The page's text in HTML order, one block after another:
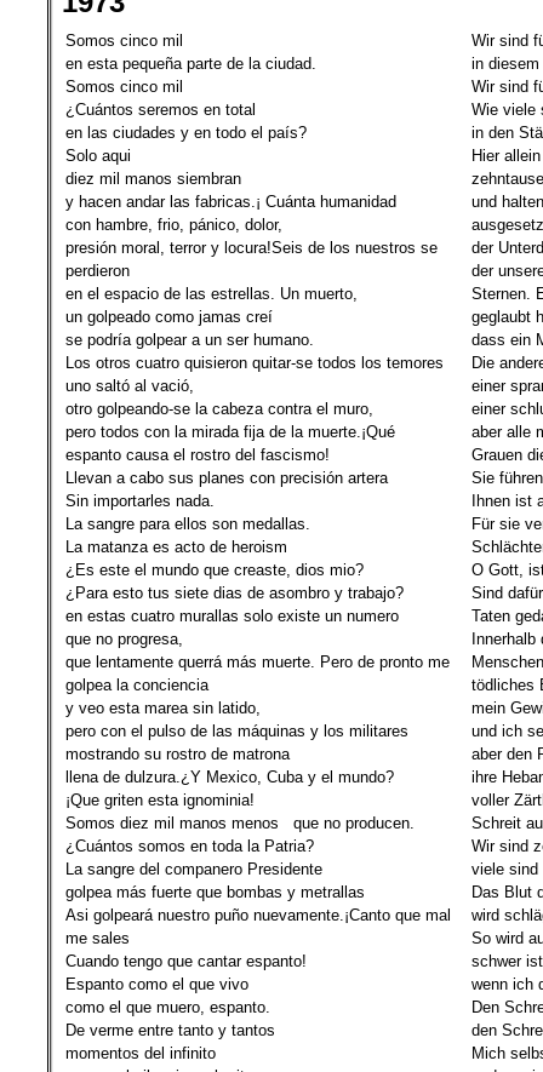
Somos cinco mil
en esta pequeña parte de la ciudad.
Somos cinco mil
¿Cuántos seremos en total
en las ciudades y en todo el país?
Solo aqui
diez mil manos siembran
y hacen andar las fabricas.¡ Cuánta humanidad
con hambre, frio, pánico, dolor,
presión moral, terror y locura!Seis de los nuestros se
perdieron
en el espacio de las estrellas. Un muerto,
un golpeado como jamas creí
se podría golpear a un ser humano.
Los otros cuatro quisieron quitar-se todos los temores
uno saltó al vació,
otro golpeando-se la cabeza contra el muro,
pero todos con la mirada fija de la muerte.¡Qué
espanto causa el rostro del fascismo!
Llevan a cabo sus planes con precisión artera
Sin importarles nada.
La sangre para ellos son medallas.
La matanza es acto de heroism
¿Es este el mundo que creaste, dios mio?
¿Para esto tus siete dias de asombro y trabajo?
en estas cuatro murallas solo existe un numero
que no progresa,
que lentamente querrá más muerte. Pero de pronto me
golpea la conciencia
y veo esta marea sin latido,
pero con el pulso de las máquinas y los militares
mostrando su rostro de matrona
llena de dulzura. ¿Y Mexico, Cuba y el mundo?
¡Que griten esta ignominia!
Somos diez mil manos menos que no producen.
¿ Cuántos somos en toda la Patria?
La sangre del companero Presidente
golpea más fuerte que bombas y metrallas
Asi golpeará nuestro puño nuevamente.¡Canto que mal
me sales
Cuando tengo que cantar espanto!
Espanto como el que vivo
como el que muero, espanto.
De verme entre tanto y tantos
momentos del infinito
Wir sind
in
Wir sind
Wie viele
in den
Hier allein
und
der
der
Sternen.
geglaubt
dass ein
Die
einer
einer
aber alle
Grauen
Sie
Ihnen ist
Für sie
O Gott,
Sind
Taten
Innerhalb
tödliches
mein
und ich
aber den
ihre
voller
Schreit
Wir sind
viele sind
Das Blut
wird
So wird
schwer
wenn ich
Den
den
Mich